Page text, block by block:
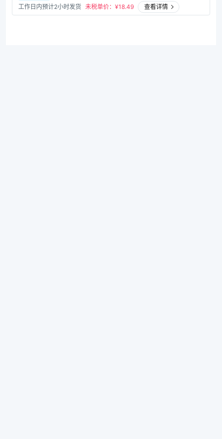
工作日内预计2小时发货 未税单价：¥18.49 查看详情